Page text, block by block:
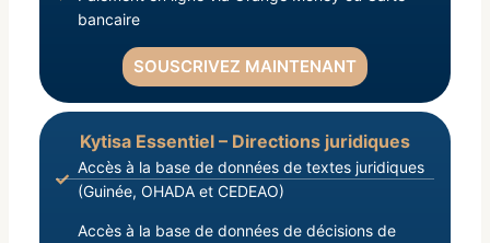
bancaire
SOUSCRIVEZ MAINTENANT
Kytisa Essentiel – Directions juridiques
Accès à la base de données de textes juridiques
(Guinée, OHADA et CEDEAO)
Accès à la base de données de décisions de